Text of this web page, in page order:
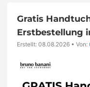
Gratis
Erstbestellung
Erstellt: 08.08.2026 • Von: